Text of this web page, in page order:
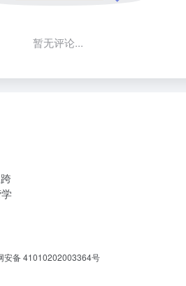
暂无评论...
安备 41010202003364号